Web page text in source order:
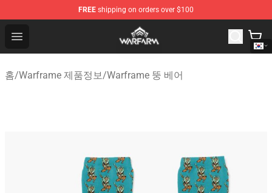
FREE shipping on orders over $100
Open menu
Warframe Shop - Official Warframe Merchandise Store
홈/Warframe 제품정보/Warframe 뚱 베어